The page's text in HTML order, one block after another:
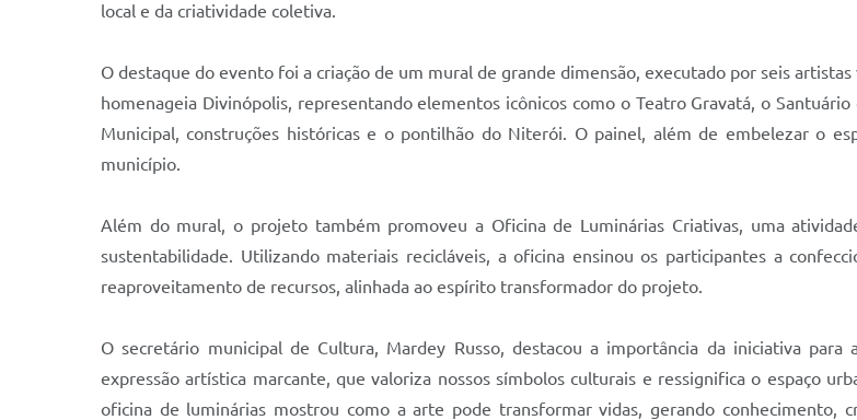
local e da criatividade coletiva.
O destaque do evento foi a criação de um mural de grande dimensão, executado por seis
homenageia Divinópolis, representando elementos icônicos como o Teatro Gravatá, o
Municipal, construções históricas e o pontilhão do Niterói. O painel, além de embelezar o
município.
Além do mural, o projeto também promoveu a Oficina de Luminárias Criativas, uma
sustentabilidade. Utilizando materiais recicláveis, a oficina ensinou os participantes a
reaproveitamento de recursos, alinhada ao espírito transformador do projeto.
O secretário municipal de Cultura, Mardey Russo, destacou a importância da iniciativa
expressão artística marcante, que valoriza nossos símbolos culturais e ressignifica o espaço
oficina de luminárias mostrou como a arte pode transformar vidas, gerando conhecimento,